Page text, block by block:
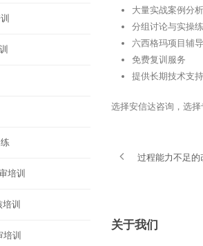
大量实战案例分析
分组讨论与实操
六西格玛项目辅导
免费复训服务
提供长期技术支持
选择安信达咨询，选
过程能力不足的
关于我们
培训
训
训